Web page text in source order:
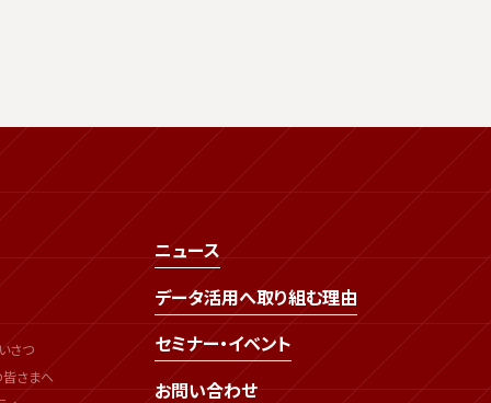
さつ
さまへ
ニュース
データ活用へ取り組む理由
セミナー・イベント
お問い合わせ